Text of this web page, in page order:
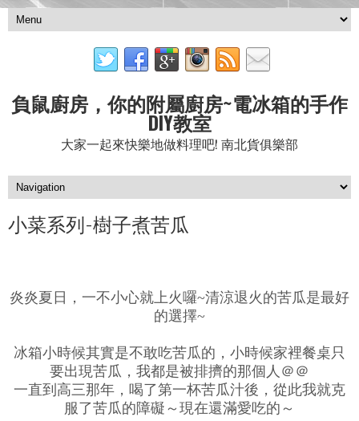
負鼠廚房，你的附屬廚房~電冰箱的手作
DIY教室
大家一起來快樂地做料理吧! 南北貨俱樂部
小菜系列-樹子煮苦瓜
炎炎夏日，一不小心就上火囉~清涼退火的苦瓜是最好
的選擇~
冰箱小時候其實是不敢吃苦瓜的，小時候家裡餐桌只
要出現苦瓜，我都是被排擠的那個人＠＠
一直到高三那年，喝了第一杯苦瓜汁後，從此我就克
服了苦瓜的障礙～現在還滿愛吃的～